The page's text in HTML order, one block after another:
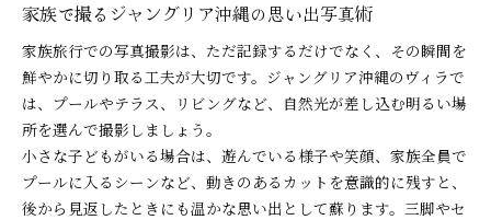
家族で撮るジャングリア沖縄の思い出写真術
家族旅行での写真撮影は、ただ記録するだけでなく、その瞬間を
鮮やかに切り取る工夫が大切です。ジャングリア沖縄のヴィラで
は、プールやテラス、リビングなど、自然光が差し込む明るい場
所を選んで撮影しましょう。
小さな子どもがいる場合は、遊んでいる様子や笑顔、家族全員で
プールに入るシーンなど、動きのあるカットを意識的に残すと、
後から見返したときにも温かな思い出として蘇ります。三脚やセ